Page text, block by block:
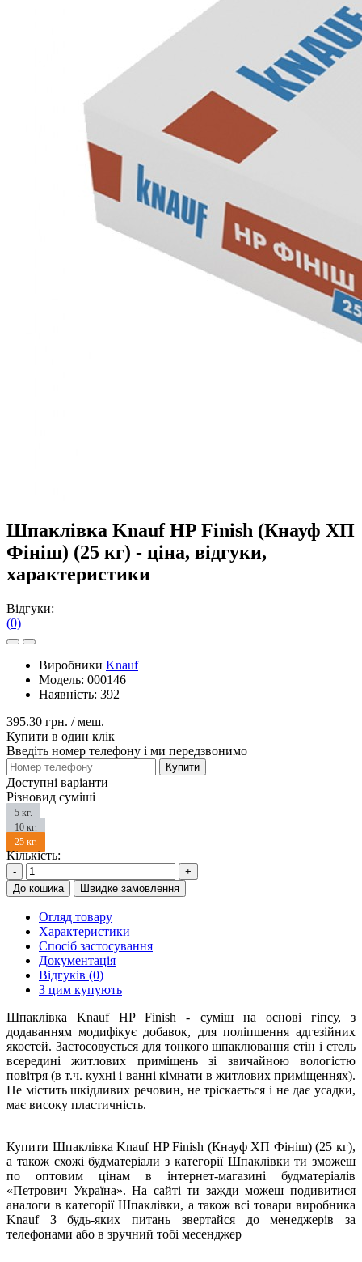
Шпаклівка Knauf HP Finish (Кнауф ХП
Фініш) (25 кг) - ціна, відгуки,
характеристики
Відгуки:
(0)
Виробники Knauf
Модель: 000146
Наявність: 392
395.30 грн. / меш.
Купити в один клік
Введіть номер телефону і ми передзвонимо
Купити
Доступні варіанти
Різновид суміші
5 кг.
10 кг.
25 кг.
Кількість:
-
+
До кошика
Швидке замовлення
Огляд товару
Характеристики
Спосіб застосування
Документація
Відгуків (0)
З цим купують
Шпаклівка Knauf HP Finish - суміш на основі гіпсу, з
додаванням модифікує добавок, для поліпшення адгезійних
якостей. Застосовується для тонкого шпаклювання стін і стель
всередині житлових приміщень зі звичайною вологістю
повітря (в т.ч. кухні і ванні кімнати в житлових приміщеннях).
Не містить шкідливих речовин, не тріскається і не дає усадки,
має високу пластичність.
Купити Шпаклівка Knauf HP Finish (Кнауф ХП Фініш) (25 кг),
а також схожі будматеріали з категорії Шпаклівки ти зможеш
по оптовим цінам в інтернет-магазині будматеріалів
«Петрович Україна». На сайті ти зажди можеш подивитися
аналоги в категорії Шпаклівки, а також всі товари виробника
Knauf З будь-яких питань звертайся до менеджерів за
телефонами або в зручний тобі месенджер